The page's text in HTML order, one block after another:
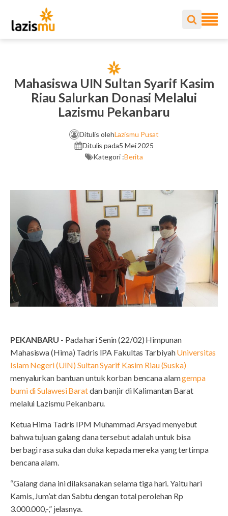
Mahasiswa UIN Sultan Syarif Kasim
Riau Salurkan Donasi Melalui
Lazismu Pekanbaru
Ditulis olehLazismu Pusat
Ditulis pada5 Mei 2025
Kategori :Berita
PEKANBARU - Pada hari Senin (22/02) Himpunan
Mahasiswa (Hima) Tadris IPA Fakultas TarbiyahUniversitas
Islam Negeri (UIN) Sultan Syarif Kasim Riau (Suska)
menyalurkan bantuan untuk korban bencana alamgempa
bumi di Sulawesi Baratdan banjir di Kalimantan Barat
melalui Lazismu Pekanbaru.
Ketua Hima Tadris IPM Muhammad Arsyad menyebut
bahwa tujuan galang dana tersebut adalah untuk bisa
berbagi rasa suka dan duka kepada mereka yang tertimpa
bencana alam.
“Galang dana ini dilaksanakan selama tiga hari. Yaitu hari
Kamis, Jum’at dan Sabtu dengan total perolehan Rp
3.000.000,-,” jelasnya.